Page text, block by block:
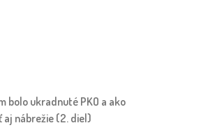
bolo ukradnuté PKO a ako
aj nábrežie (2. diel)